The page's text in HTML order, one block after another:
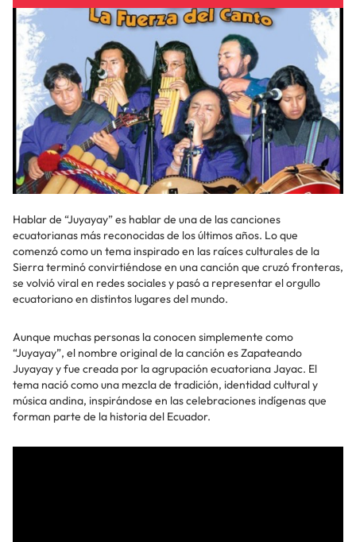
Hablar de “Juyayay” es hablar de una de las canciones
ecuatorianas más reconocidas de los últimos años. Lo que
comenzó como un tema inspirado en las raíces culturales de la
Sierra terminó convirtiéndose en una canción que cruzó fronteras,
se volvió viral en redes sociales y pasó a representar el orgullo
ecuatoriano en distintos lugares del mundo.
Aunque muchas personas la conocen simplemente como
“Juyayay”, el nombre original de la canción es Zapateando
Juyayay y fue creada por la agrupación ecuatoriana Jayac. El
tema nació como una mezcla de tradición, identidad cultural y
música andina, inspirándose en las celebraciones indígenas que
forman parte de la historia del Ecuador.